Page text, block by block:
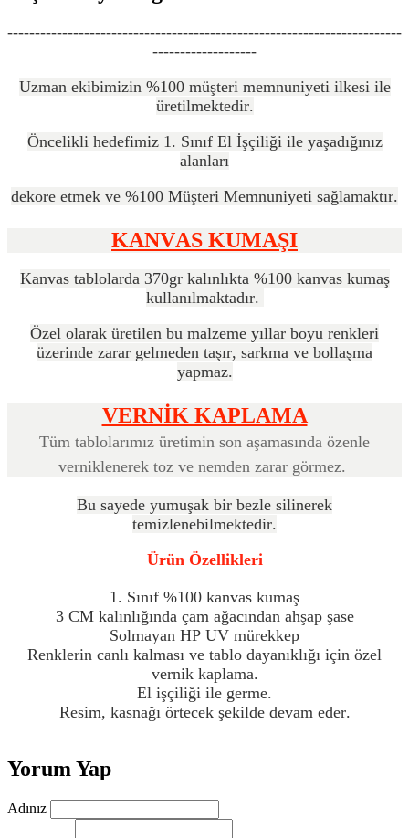
------------------------------------------------------------------------
-------------------
Uzman ekibimizin %100 müşteri memnuniyeti ilkesi ile
üretilmektedir.
Öncelikli hedefimiz 1. Sınıf El İşçiliği ile yaşadığınız
alanları
dekore etmek ve %100 Müşteri Memnuniyeti sağlamaktır.
KANVAS KUMAŞI
Kanvas tablolarda 370gr kalınlıkta %100 kanvas kumaş
kullanılmaktadır.
Özel olarak üretilen bu malzeme yıllar boyu renkleri
üzerinde zarar gelmeden taşır, sarkma ve bollaşma
yapmaz.
VERNİK KAPLAMA
Tüm tablolarımız üretimin son aşamasında özenle
verniklenerek toz ve nemden zarar görmez.
Bu sayede yumuşak bir bezle silinerek
temizlenebilmektedir.
Ürün Özellikleri
1. Sınıf %100 kanvas kumaş
3 CM kalınlığında çam ağacından ahşap şase
Solmayan HP UV mürekkep
Renklerin canlı kalması ve tablo dayanıklığı için özel
vernik kaplama.
El işçiliği ile germe.
Resim, kasnağı örtecek şekilde devam eder.
Yorum Yap
Adınız